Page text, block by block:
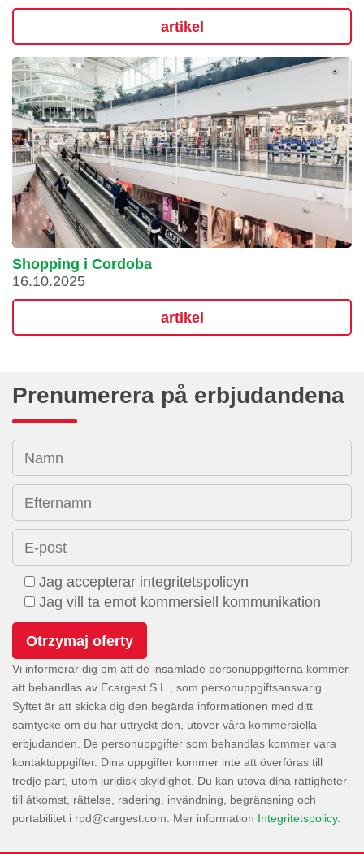
artikel
Shopping i Cordoba
16.10.2025
artikel
Prenumerera på erbjudandena
Namn
Efternamn
E-post
Jag accepterar integritetspolicyn
Jag vill ta emot kommersiell kommunikation
Vi informerar dig om att de insamlade personuppgifterna kommer
att behandlas av Ecargest S.L., som personuppgiftsansvarig.
Syftet är att skicka dig den begärda informationen med ditt
samtycke om du har uttryckt den, utöver våra kommersiella
erbjudanden. De personuppgifter som behandlas kommer vara
kontaktuppgifter. Dina uppgifter kommer inte att överföras till
tredje part, utom juridisk skyldighet. Du kan utöva dina rättigheter
till åtkomst, rättelse, radering, invändning, begränsning och
portabilitet i
. Mer information Integritetspolicy.